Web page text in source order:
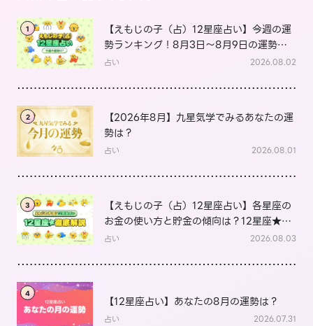
1
【えもじの子（占）12星座占い】今週の運
勢ランキング！8月3日～8月9日の運勢
は？
占い 2026.08.02
2
【2026年8月】九星気学でみるあなたの運
勢は？
占い 2026.08.01
3
【えもじの子（占）12星座占い】各星座の
お金の使い方と貯金の傾向は？12星座★徹
底解説
占い 2026.08.03
4
【12星座占い】あなたの8月の運勢は？
占い 2026.07.31